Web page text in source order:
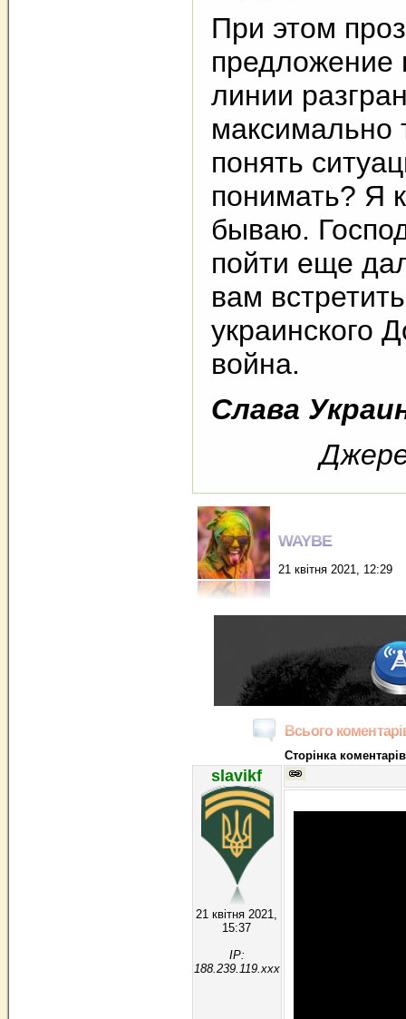
При этом
предложение
линии
максимально
понять
понимать? Я
бываю.
пойти еще
вам
украинского
война.
Слава
WAYBE
21 квітня 2021, 12:29
Всього
Сторінка
slavikf
21 квітня 2021,
15:37
IP:
188.239.119.xxx